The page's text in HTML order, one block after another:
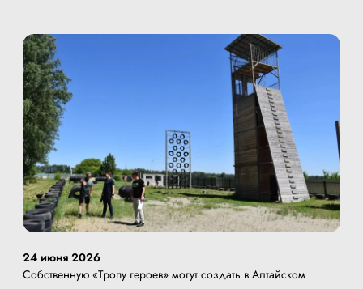
24 июня 2026
Собственную «Тропу героев» могут создать в Алтайском